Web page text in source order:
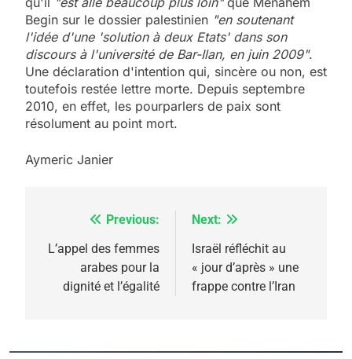
Begin sur le dossier palestinien "en soutenant
l'idée d'une 'solution à deux Etats' dans son
discours à l'université de Bar-Ilan, en juin 2009".
Une déclaration d'intention qui, sincère ou non, est
toutefois restée lettre morte. Depuis septembre
2010, en effet, les pourparlers de paix sont
résolument au point mort.
Aymeric Janier
Navigation
de
l’article
Previous:
L’appel des femmes
arabes pour la
dignité et l’égalité
Next:
Israël réfléchit au
« jour d’après » une
frappe contre l’Iran